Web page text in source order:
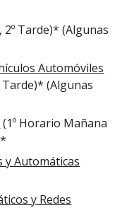
2º Tarde)* (Algunas
Automóviles
Tarde)* (Algunas
(1º Horario Mañana
y Automáticas
y Redes